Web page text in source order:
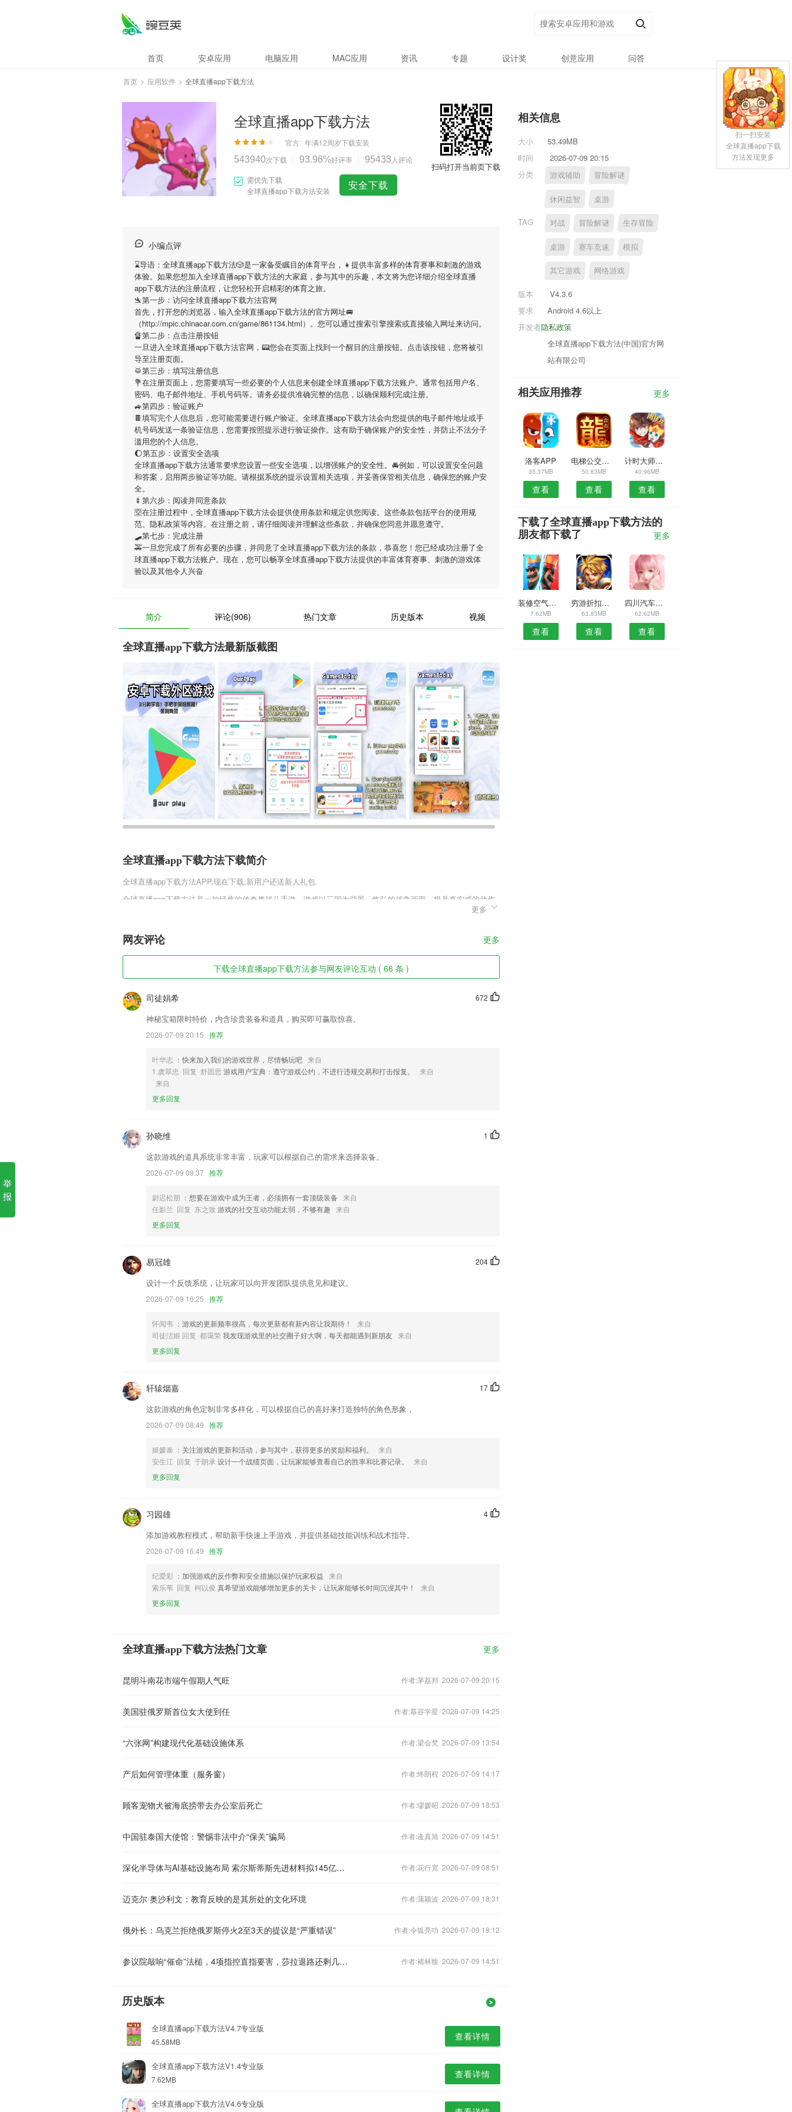
首页 安卓应用 电脑应用 MAC应用 资讯 专题 设计奖 创意应用 问答
首页 > 应用软件 > 全球直播app下载方法
全球直播app下载方法
官方 年满12周岁下载安装
543940次下载 93.96%好评率 95433 人评论
需优先下载
全球直播app下载方法安装
安全下载
扫码打开当前页下载
小编点评
⌛️导语： 全球直播app下载方法🎲是一家备受瞩目的体育平台，👧提供丰富多样的体育赛事和刺激的游戏
体验。如果您想加入全球直播app下载方法的大家庭，参与其中的乐趣，本文将为您详细介绍全球直播
app下载方法的注册流程，让您轻松开启精彩的体育之旅。
🛬第一步：访问全球直播app下载方法官网
首先，打开您的浏览器，输入全球直播app下载方法的官方网址🚐
（http://mpic.chinacar.com.cn/game/861134.html）。您可以通过搜索引擎搜索或直接输入网址来访问。
🔏第二步：点击注册按钮
一旦进入全球直播app下载方法官网，📟您会在页面上找到一个醒目的注册按钮。点击该按钮，您将被引
导至注册页面。
🥁第三步：填写注册信息
💐在注册页面上，您需要填写一些必要的个人信息来创建全球直播app下载方法账户。通常包括用户名、
密码、电子邮件地址、手机号码等。请务必提供准确完整的信息，以确保顺利完成注册。
🚙第四步：验证账户
🍫填写完个人信息后，您可能需要进行账户验证。 全球直播app下载方法会向您提供的电子邮件地址或手
机号码发送一条验证信息，您需要按照提示进行验证操作。这有助于确保账户的安全性，并防止不法分子
滥用您的个人信息。
🌔第五步：设置安全选项
全球直播app下载方法通常要求您设置一些安全选项，以增强账户的安全性。🚘例如，可以设置安全问题
和答案，启用两步验证等功能。请根据系统的提示设置相关选项，并妥善保管相关信息，确保您的账户安
全。
🍢第六步：阅读并同意条款
🈳在注册过程中， 全球直播app下载方法会提供使用条款和规定供您阅读。这些条款包括平台的使用规
范、隐私政策等内容。在注册之前，请仔细阅读并理解这些条款，并确保您同意并愿意遵守。
🛹第七步：完成注册
🚕一旦您完成了所有必要的步骤，并同意了全球直播app下载方法的条款，恭喜您！您已经成功注册了全
球直播app下载方法账户。现在，您可以畅享全球直播app下载方法提供的丰富体育赛事、刺激的游戏体
验以及其他令人兴奋
简介 评论(906) 热门文章 历史版本 视频
全球直播app下载方法最新版截图
全球直播app下载方法下载简介
全球直播app下载方法APP,现在下载,新用户还送新人礼包.
全球直播app下载方法是一款经典的传奇类战斗手游，游戏以三国为背景，恢弘的战争画面，极具真实感的动作
场景，带你重温那段荡气回肠的三国岁月!在这里招兵买马，打造最强军团，加入到熟悉的三国战役中，带领你
试吧!
1,每周老师会根据考生的申请量或答题错误率，挑选对应行测题目进行详细的实战答题分析、答题技巧和知识点
2,影视原著：《凉生，我们可不可以不忧伤》《橙红年代》《斗破苍穹》《天盛长歌》
3,低价：购买价高于门市价，双倍差额赔付
4,对当前考试成绩进行全方位、多角度分析
5,多彩活动，参与到平台的活动中，可以得到更多的乐趣
6,正规办理
全球直播app下载方法软件优势
2.专业的综合心理健康评估，这是根据心理学家—L.R.Derogati健康量表的健康观，从感觉、思维、情绪等多个
维度分析，根据2265用户的测试结果，提供心理健康调节建议。当出现工作压力大、焦虑迷茫、抑郁、压抑，甚
至出现头疼、失眠等一些症状，不妨测一测。
3.课前练习，智能评测，定位学生知识薄弱点
5.可将随意语句设为关键句并可独立显示信息。
6.提供各大企业招聘笔试面试复习资料
优化已知其他bug；
手机消息语音实时播报
本周展示ui优化，更易关注行动状态。
修复已知问题，优化细节体验。
1, 优化扫描功能
以上就是全球直播app下载方法的介绍，如果您喜欢这款软件，您可以到应用商店进行打分评论，说出您的使用
经历，以帮助我们更好的对产品进行优化修改。
更多
网友评论 更多
下载全球直播app下载方法参与网友评论互动 ( 66 条 )
672
司徒娟希
神秘宝箱限时特价，内含珍贵装备和道具，购买即可赢取惊喜。
2026-07-09 20:15 推荐
叶华志 ：快来加入我们的游戏世界，尽情畅玩吧 来自
1.虞翠忠 回复 舒固思 游戏用户宝典：遵守游戏公约，不进行违规交易和打击报复。
来自
来自
更多回复
1
孙晓维
这款游戏的道具系统非常丰富，玩家可以根据自己的需求来选择装备。
2026-07-09 08:37 推荐
尉迟松朋 ：想要在游戏中成为王者，必须拥有一套顶级装备 来自
任影兰 回复 东之致 游戏的社交互动功能太弱，不够有趣 来自
更多回复
204
易冠雄
设计一个反馈系统，让玩家可以向开发团队提供意见和建议。
2026-07-09 16:25 推荐
怀阅韦 ：游戏的更新频率很高，每次更新都有新内容让我期待！
来自
司徒洁姬 回复 都霭荣我发现游戏里的社交圈子好大啊，每天都能遇到新朋友 来自
更多回复
17
轩辕烟嘉
这款游戏的角色定制非常多样化，可以根据自己的喜好来打造独特的角色形象，
2026-07-09 08:49 推荐
姬媛泰 ：关注游戏的更新和活动，参与其中，获得更多的奖励和福利。
来自
安生江 回复 于朗承 设计一个战绩页面，让玩家能够查看自己的胜率和比赛记录。
来自
更多回复
4
习园雄
添加游戏教程模式，帮助新手快速上手游戏，并提供基础技能训练和战术指导。
2026-07-09 16:49 推荐
纪爱彩 ：加强游戏的反作弊和安全措施以保护玩家权益 来自
索乐苇 回复 柯以俊 真希望游戏能够增加更多的关卡，让玩家能够长时间沉浸其中！
来自
更多回复
全球直播app下载方法热门文章 更多
昆明斗南花市端午假期人气旺 作者:茅荔邦 2026-07-09 20:15
美国驻俄罗斯首位女大使到任 作者:慕容学星 2026-07-09 14:25
“六张网”构建现代化基础设施体系 作者:梁会梵 2026-07-09 13:54
产后如何管理体重（服务窗） 作者:终朗程 2026-07-09 14:17
顾客宠物犬被海底捞带去办公室后死亡 作者:缪媛昭 2026-07-09 18:53
中国驻泰国大使馆：警惕非法中介“保关”骗局 作者:逄真旭 2026-07-09 14:51
深化半导体与AI基础设施布局 索尔斯蒂斯先进材料拟145亿美元收购元素解决方案 作者:花行宽 2026-07-09 08:51
迈克尔·奥沙利文：教育反映的是其所处的文化环境 作者:蒲颖波 2026-07-09 18:31
俄外长：乌克兰拒绝俄罗斯停火2至3天的提议是“严重错误” 作者:令狐亮功 2026-07-09 18:12
参议院敲响“催命”法槌，4项指控直指要害，莎拉退路还剩几条？ 作者:褚林馥 2026-07-09 14:51
历史版本
全球直播app下载方法V4.7专业版
45.58MB 查看详情
全球直播app下载方法V1.4专业版
7.62MB 查看详情
全球直播app下载方法V4.6专业版
相关信息
大小
53.49MB
时间
2026-07-09 20:15
分类
游戏辅助 冒险解谜
休闲益智 桌游
TAG 对战 冒险解谜 生存冒险
桌游 赛车竞速 模拟
其它游戏 网络游戏
版本
V4.3.6
要求
Android 4.6以上
隐私政策
开发者
全球直播app下载方法(中国)官方网
站有限公司
相关应用推荐 更多
洛客APP
35.37MB
查看
电梯公交安卓版
50.83MB
查看
计时大师安卓版
40.96MB
查看
下载了全球直播app下载方法的
朋友都下载了
更多
装修空气管家APP
7.62MB
查看
穷游折扣安卓版
63.83MB
查看
四川汽车美容平台APP
62.62MB
查看
扫一扫安装
全球直播app下载
方法发现更多
举
报